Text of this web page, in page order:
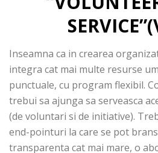
Inseamna ca in crearea
integra cat mai multe resurse
punctuale, cu program flexibil.
trebui sa ajunga sa serveasca
(de voluntari si de initiative).
end-pointuri la care se pot
transparenta cat mai mare, o